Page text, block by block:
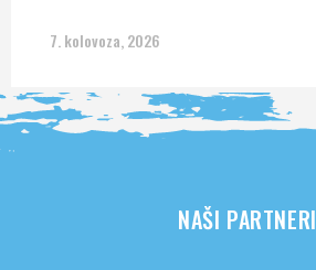
7. kolovoza, 2026
NAŠI PARTNERI